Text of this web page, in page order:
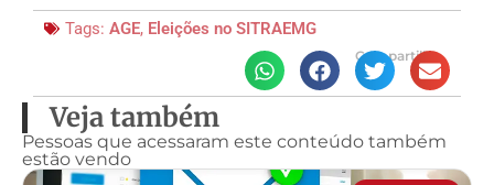
Tags: AGE, Eleições no SITRAEMG
Compartilhe
Veja também
Pessoas que acessaram este conteúdo também
estão vendo